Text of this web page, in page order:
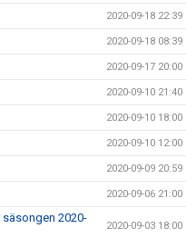
2020-09-18 22:39
2020-09-18 08:39
2020-09-17 20:00
2020-09-10 21:40
2020-09-10 18:00
2020-09-10 12:00
2020-09-09 20:59
2020-09-06 21:00
2020-
2020-09-03 18:00